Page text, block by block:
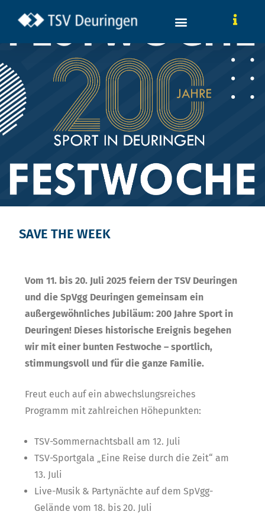
SAVE THE WEEK
Vom 11. bis 20. Juli 2025 feiern der TSV Deuringen
und die SpVgg Deuringen gemeinsam ein
außergewöhnliches Jubiläum: 200 Jahre Sport in
Deuringen! Dieses historische Ereignis begehen
wir mit einer bunten Festwoche – sportlich,
stimmungsvoll und für die ganze Familie.
Freut euch auf ein abwechslungsreiches
Programm mit zahlreichen Höhepunkten:
TSV-Sommernachtsball am 12. Juli
TSV-Sportgala „Eine Reise durch die Zeit“ am
13. Juli
Live-Musik & Partynächte auf dem SpVgg-
Gelände vom 18. bis 20. Juli